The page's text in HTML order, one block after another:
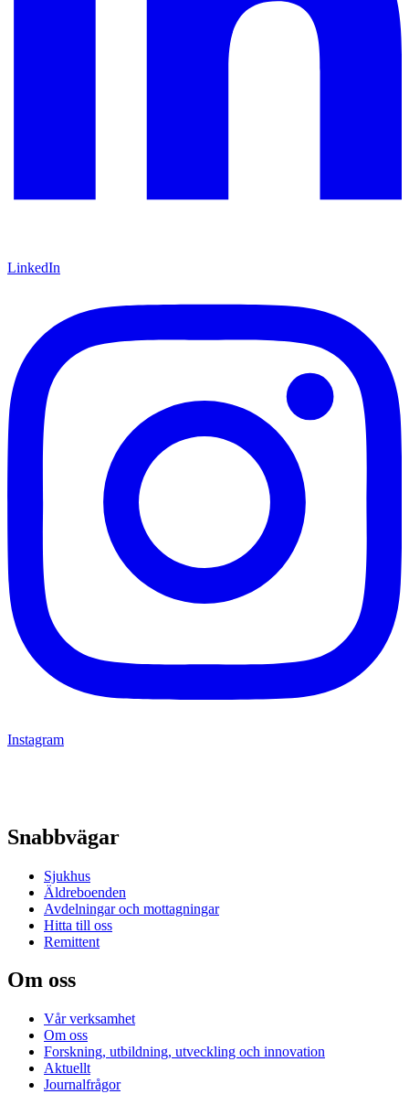
LinkedIn
Instagram
Snabbvägar
Sjukhus
Äldreboenden
Avdelningar och mottagningar
Hitta till oss
Remittent
Om oss
Vår verksamhet
Om oss
Forskning, utbildning, utveckling och innovation
Aktuellt
Journalfrågor